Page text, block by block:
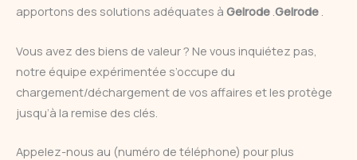
apportons des solutions adéquates à Gelrode .Gelrode .
Vous avez des biens de valeur ? Ne vous inquiétez pas,
notre équipe expérimentée s’occupe du
chargement/déchargement de vos affaires et les protège
jusqu’à la remise des clés.
Appelez-nous au (numéro de téléphone) pour plus